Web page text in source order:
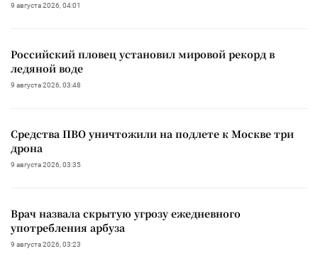
9 августа 2026, 04:01
Российский пловец установил мировой рекорд в
ледяной воде
9 августа 2026, 03:48
Средства ПВО уничтожили на подлете к Москве три
дрона
9 августа 2026, 03:35
Врач назвала скрытую угрозу ежедневного
употребления арбуза
9 августа 2026, 03:23